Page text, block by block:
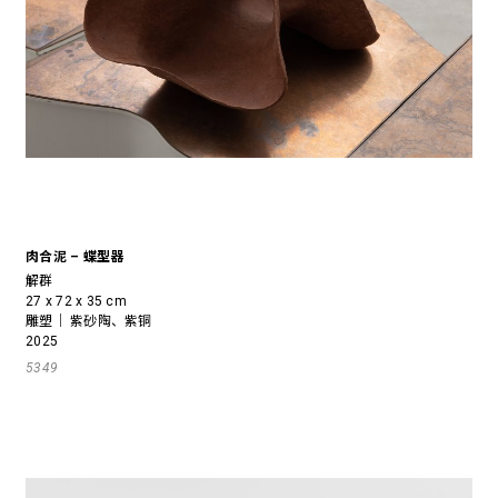
肉合泥 – 蝶型器
解群
27 x 72 x 35 cm
雕塑｜ 紫砂陶、紫铜
2025
5349